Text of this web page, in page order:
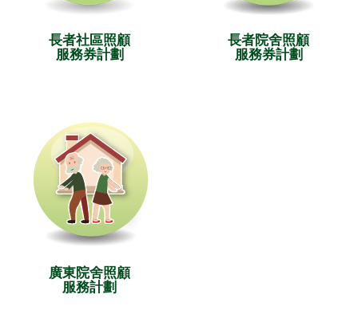
長者社區照顧
服務券計劃
長者院舍照顧
服務券計劃
廣東院舍照顧
服務計劃